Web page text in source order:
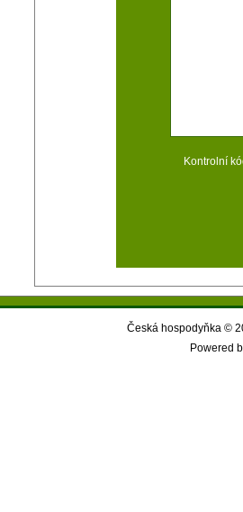
Kontrolní
Česká hospodyňka ©
Powered